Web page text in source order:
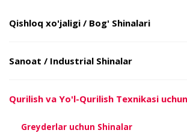
Qishloq xo'jaligi / Bog' Shinalari
Sanoat / Industrial Shinalar
Qurilish va Yo'l-Qurilish Texnikasi
Greyderlar uchun Shinalar